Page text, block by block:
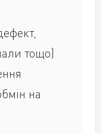
тощо)
на